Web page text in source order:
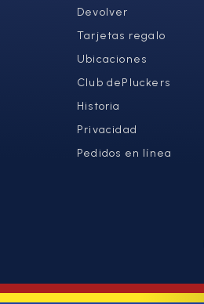
Devolver
Tarjetas regalo
Ubicaciones
Club dePluckers
Historia
Privacidad
Pedidos en línea